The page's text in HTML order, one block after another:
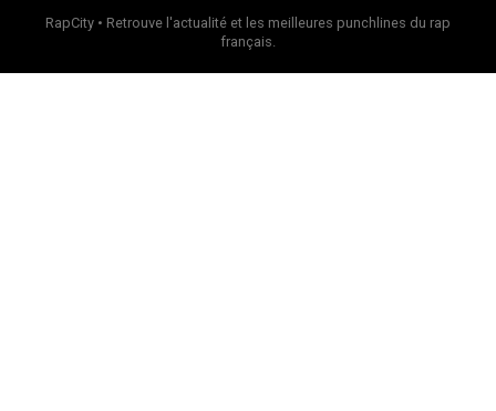
RapCity • Retrouve l'actualité et les meilleures punchlines du rap
français.